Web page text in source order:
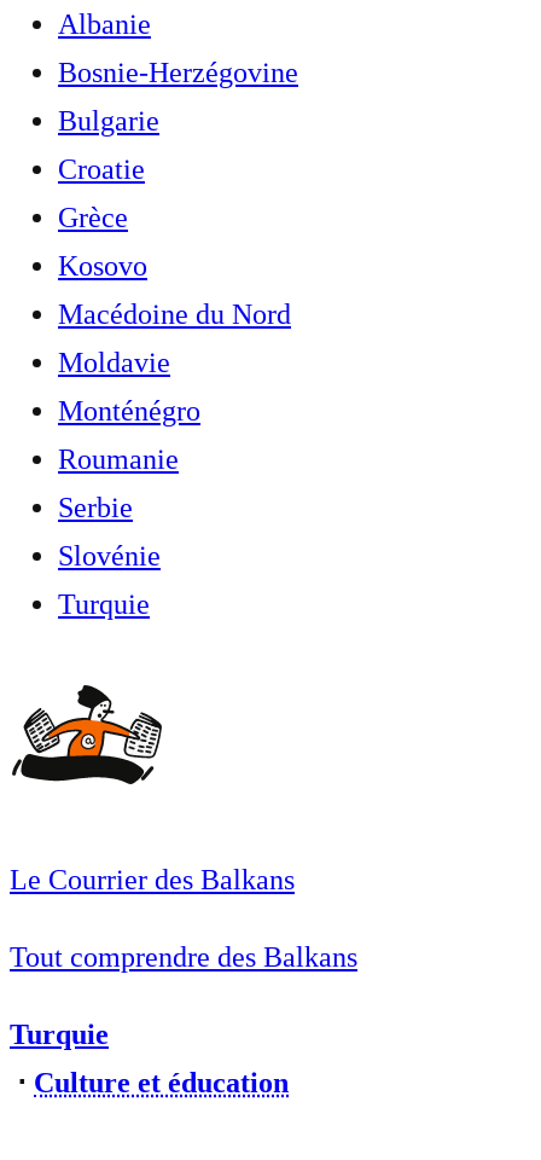
Albanie
Bosnie-Herzégovine
Bulgarie
Croatie
Grèce
Kosovo
Macédoine du Nord
Moldavie
Monténégro
Roumanie
Serbie
Slovénie
Turquie
Le Courrier des Balkans
Tout comprendre des Balkans
Turquie
⋅ Culture et éducation